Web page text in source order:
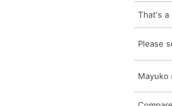
That's a
Please
Mayuko